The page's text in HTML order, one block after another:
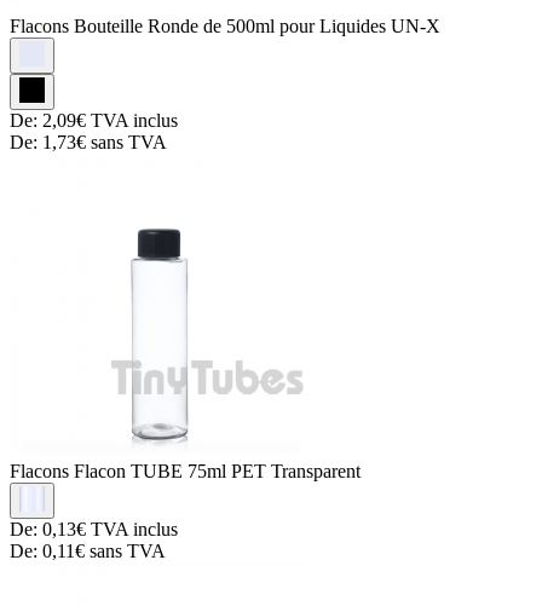
Flacons Bouteille Ronde de 500ml pour Liquides UN-X
De: 2,09€ TVA inclus
De: 1,73€ sans TVA
Flacons Flacon TUBE 75ml PET Transparent
De: 0,13€ TVA inclus
De: 0,11€ sans TVA